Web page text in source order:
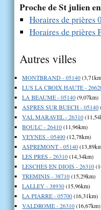
Proche de St julien
Horaires de prières
Horaires de prières
Autres villes
MONTBRAND - 05140
LUS LA CROIX HAUTE -
LA BEAUME - 05140(9,07km)
ASPRES SUR BUECH - 05140
VAL MARAVEL - 26310
BOULC - 26410(11,96km)
VEYNES - 05400(12,78km)
ASPREMONT - 05140
LES PRES - 26310(14,34km)
LESCHES EN DIOIS - 26310
TREMINIS - 38710(15,29km)
LALLEY - 38930(15,96km)
LA PIARRE - 05700(16,31km)
VALDROME - 26310(16,67km)